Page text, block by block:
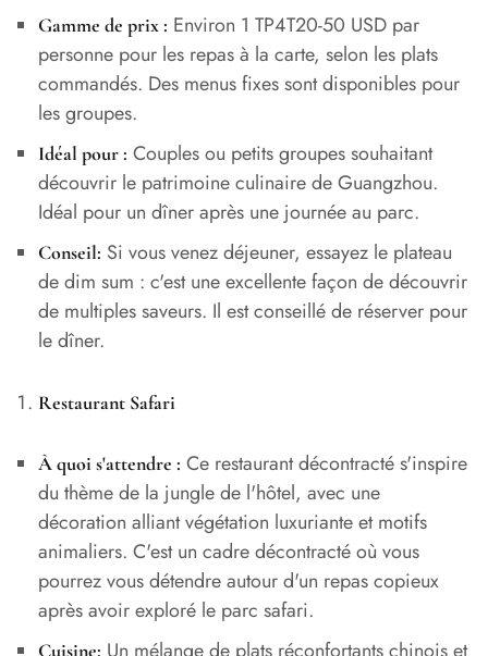
Gamme de prix : Environ 1 TP4T20-50 USD par
personne pour les repas à la carte, selon les plats
commandés. Des menus fixes sont disponibles pour
les groupes.
Idéal pour : Couples ou petits groupes souhaitant
découvrir le patrimoine culinaire de Guangzhou.
Idéal pour un dîner après une journée au parc.
Conseil: Si vous venez déjeuner, essayez le plateau
de dim sum : c'est une excellente façon de découvrir
de multiples saveurs. Il est conseillé de réserver pour
le dîner.
Restaurant Safari
À quoi s'attendre : Ce restaurant décontracté s'inspire
du thème de la jungle de l'hôtel, avec une
décoration alliant végétation luxuriante et motifs
animaliers. C'est un cadre décontracté où vous
pourrez vous détendre autour d'un repas copieux
après avoir exploré le parc safari.
Cuisine: